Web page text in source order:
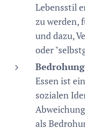
Lebensstil
zu werden,
und dazu,
oder
Essen ist
sozialen
als